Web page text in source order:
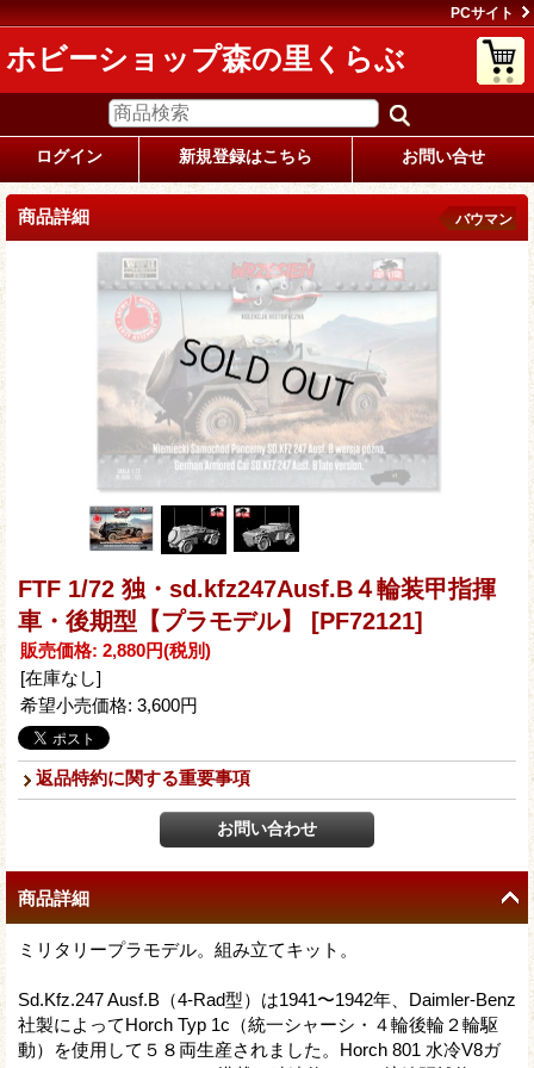
PCサイト
ホビーショップ森の里くらぶ
ログイン 新規登録はこちら お問い合せ
商品詳細 バウマン
FTF 1/72 独・sd.kfz247Ausf.B４輪装甲指揮
車・後期型【プラモデル】
[PF72121]
販売価格: 2,880円(税別)
[在庫なし]
希望小売価格: 3,600円
返品特約に関する重要事項
商品詳細
ミリタリープラモデル。組み立てキット。
Sd.Kfz.247 Ausf.B（4-Rad型）は1941〜1942年、Daimler-Benz
社製によってHorch Typ 1c（統一シャーシ・４輪後輪２輪駆
動）を使用して５８両生産されました。Horch 801 水冷V8ガ